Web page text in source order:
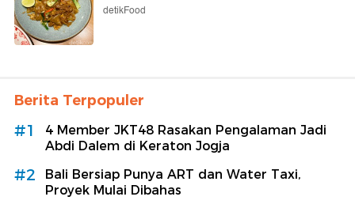
detikFood
Berita Terpopuler
#1
4 Member JKT48 Rasakan Pengalaman Jadi
Abdi Dalem di Keraton Jogja
#2
Bali Bersiap Punya ART dan Water Taxi,
Proyek Mulai Dibahas